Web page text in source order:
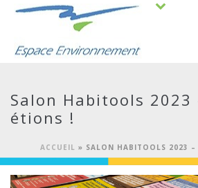
Salon Habitools 2023
étions !
ACCUEIL » SALON HABITOOLS 2023